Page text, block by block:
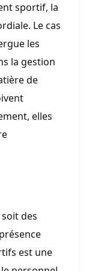
sportif, la
Le cas
les
la gestion
de
elles
des
est une